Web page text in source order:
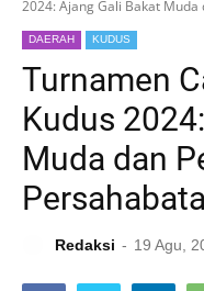
2024: Ajang Gali Bakat
DAERAH KUDUS
Turnamen
Kudus
Muda dan
Redaksi 19 Agu,